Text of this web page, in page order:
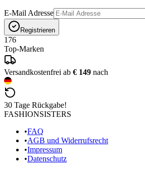
E-Mail Adresse
Registrieren
176
Top-Marken
Versandkostenfrei ab € 149 nach
30 Tage Rückgabe!
FASHIONSISTERS
•FAQ
•AGB und Widerrufsrecht
•Impressum
•Datenschutz